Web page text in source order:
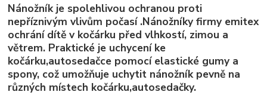
Nánožník je spolehlivou ochranou proti
nepříznivým vlivům počasí .Nánožníky firmy emitex
ochrání dítě v kočárku před vlhkostí, zimou a
větrem. Praktické je uchycení ke
kočárku,autosedačce pomocí elastické gumy a
spony, což umožňuje uchytit nánožník pevně na
různých místech kočárku,autosedačky.